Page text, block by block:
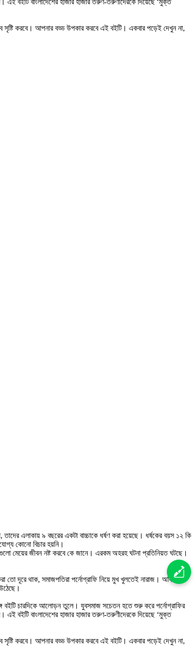
বইটি বাংলাদেশের হাজার হাজার তরুণ-তরুণীদেরকে দিয়েছে ‘মুক্ত
করবে। আপনার বড্ড উপকার করবে এই বইটি। একবার পড়েই দেখুন না,
এলাকায় ৯ বছরের একটা বাচ্চাকে ধর্ষণ করা হয়েছে। ধর্ষকের বয়স ১২ কি
কোনো বিচার হয়নি।
মেয়ের জীবন নষ্ট করবে কে জানে। এরকম অহরহ ঘটনা প্রতিনিয়ত ঘটছে।
তো দূরে থাক, সমাজপতিরা পর্নোগ্রাফি নিয়ে মুখ খুলতেই নারাজ। অধিকাংশ
বইটি চারদিকে আলোড়ন তুলে। যুবসমাজ সচেতন হতে শুরু করে পর্নোগ্রাফির
বইটি বাংলাদেশের হাজার হাজার তরুণ-তরুণীদেরকে দিয়েছে ‘মুক্ত
করবে। আপনার বড্ড উপকার করবে এই বইটি। একবার পড়েই দেখুন না,